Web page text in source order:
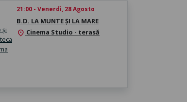
21:00 - Venerdì, 28 Agosto
B.D. LA MUNTE ȘI LA MARE
location_on Cinema Studio - terasă